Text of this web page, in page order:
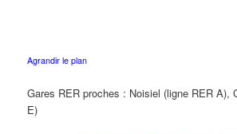
Agrandir le plan
Gares RER proches : Noisiel (ligne RER A),
E)